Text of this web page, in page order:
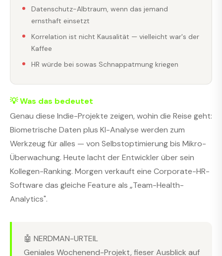
Datenschutz-Albtraum, wenn das jemand
ernsthaft einsetzt
Korrelation ist nicht Kausalität — vielleicht war's der
Kaffee
HR würde bei sowas Schnappatmung kriegen
💡 Was das bedeutet
Genau diese Indie-Projekte zeigen, wohin die Reise geht:
Biometrische Daten plus KI-Analyse werden zum
Werkzeug für alles — von Selbstoptimierung bis Mikro-
Überwachung. Heute lacht der Entwickler über sein
Kollegen-Ranking. Morgen verkauft eine Corporate-HR-
Software das gleiche Feature als „Team-Health-
Analytics".
🤖 NERDMAN-URTEIL
Geniales Wochenend-Projekt, fieser Ausblick auf